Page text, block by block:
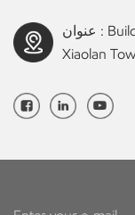
عنوان : Building B, Industrial Avenue Middle No. 1 ,
Xiaolan